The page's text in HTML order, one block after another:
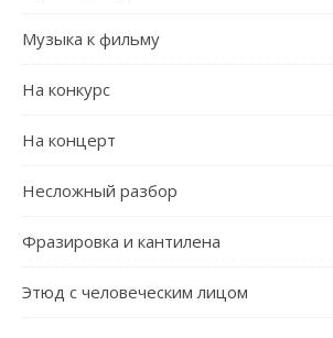
Музыка к фильму
На конкурс
На концерт
Несложный разбор
Фразировка и кантилена
Этюд с человеческим лицом